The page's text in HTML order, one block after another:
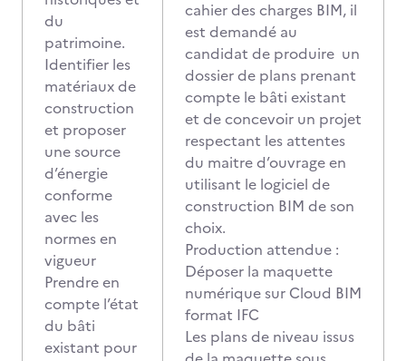
du
patrimoine.
Identifier les
matériaux de
construction
et proposer
une source
d’énergie
conforme
avec les
normes en
vigueur
Prendre en
compte l’état
du bâti
existant pour
cahier des charges BIM, il
est demandé au
candidat de produire un
dossier de plans prenant
compte le bâti existant
et de concevoir un projet
respectant les attentes
du maitre d’ouvrage en
utilisant le logiciel de
construction BIM de son
choix.
Production attendue :
Déposer la maquette
numérique sur Cloud BIM
format IFC
Les plans de niveau issus